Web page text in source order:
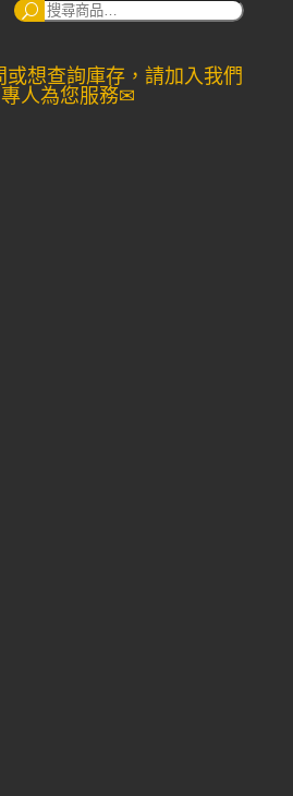
搜
想查詢庫存，請加入我們
人為您服務✉